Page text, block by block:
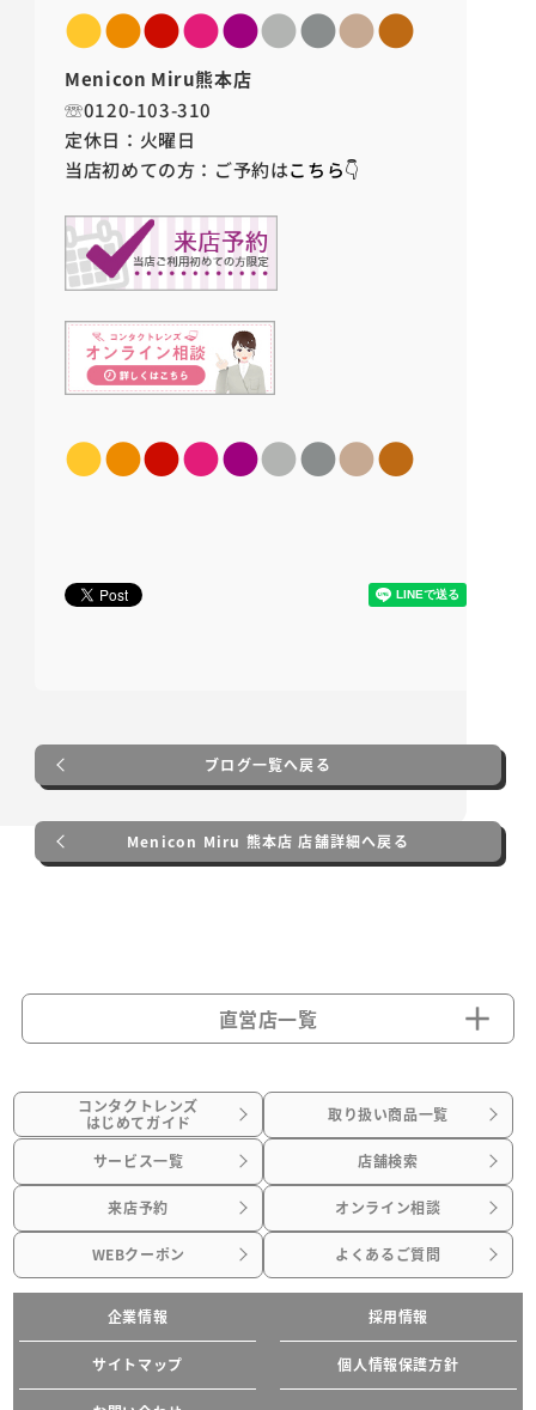
●●●●●●●●●
Menicon Miru熊本店
☏0120-103-310
定休日：火曜日
当店初めての方：ご予約はこちら👇
●●●●●●●●●
ブログ一覧へ戻る
Menicon Miru 熊本店 店舗詳細へ戻る
直営店一覧
コンタクトレンズ
はじめてガイド 取り扱い商品一覧
サービス一覧 店舗検索
来店予約 オンライン相談
WEBクーポン よくあるご質問
企業情報 採用情報
サイトマップ 個人情報保護方針